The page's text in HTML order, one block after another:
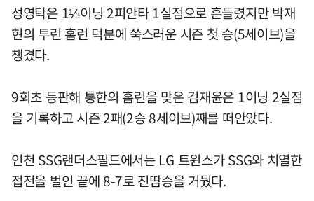
성영탁은 1⅓이닝 2피안타 1실점으로 흔들렸지만 박재
현의 투런 홈런 덕분에 쑥스러운 시즌 첫 승(5세이브)을
챙겼다.
9회초 등판해 통한의 홈런을 맞은 김재윤은 1이닝 2실점
을 기록하고 시즌 2패(2승 8세이브)째를 떠안았다.
인천 SSG랜더스필드에서는 LG 트윈스가 SSG와 치열한
접전을 벌인 끝에 8-7로 진땀승을 거뒀다.